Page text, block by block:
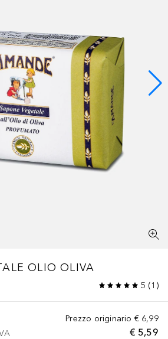
OLIO OLIVA
5 (1 )
Prezzo originario € 6,99
€ 5,59